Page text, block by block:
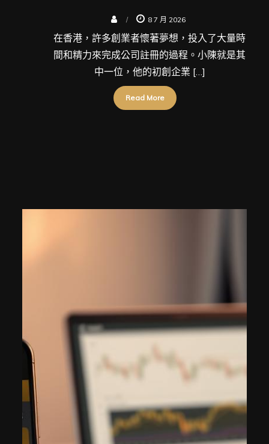
8 7 月 2026
在香港，許多創業者懷著夢想，投入了大量時
間和精力來完成公司註冊的過程。小陳就是其
中一位，他的初創企業 […]
Read More